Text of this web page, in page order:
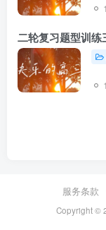
二轮复习题型训
服务条款
Copyright ©